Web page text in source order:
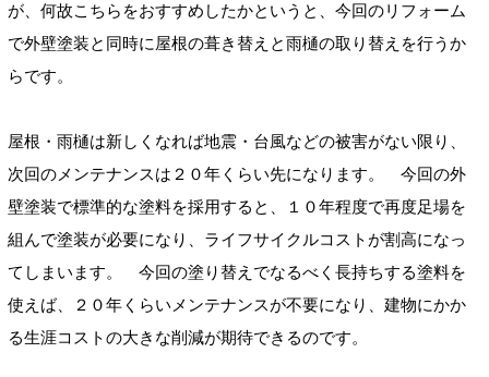
が、何故こちらをおすすめしたかというと、今回のリフォーム
で外壁塗装と同時に屋根の葺き替えと雨樋の取り替えを行うか
らです。
屋根・雨樋は新しくなれば地震・台風などの被害がない限り、
次回のメンテナンスは２０年くらい先になります。
今回の外
壁塗装で標準的な塗料を採用すると、１０年程度で再度足場を
組んで塗装が必要になり、 ライフサイクルコストが割高になっ
てしまいます。
今回の塗り替えでなるべく長持ちする塗料を
使えば、２０年くらいメンテナンスが不要になり、 建物にかか
る生涯コストの大きな削減が期待できるのです。